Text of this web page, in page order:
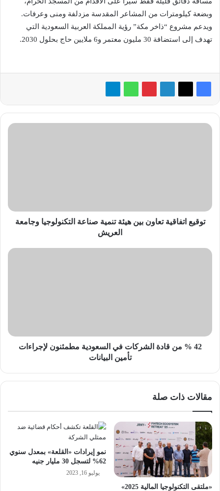
وبضعة كيلومترات من المشاعر المقدسة مزدلفة ومنى وعرفات.
ويدعم مشروع “ذاخر مكة” رؤية المملكة العربية السعودية التي
تهدف إلى استضافة 30 مليون معتمر و6 ملايين حاج بحلول 2030.
توقيع
وجامعة
العريش
توقيع اتفاقية تعاون بين هيئة تنمية صناعة التكنولوجيا وجامعة
العريش
42
لإجراءات
تأمين
42 % من قادة الشركات في السعودية مطمئنون لإجراءات
تأمين البيانات
مقالات ذات صلة
«ملتقى التكنولوجيا المالية 2025»
نمو إيرادات «القلعة» بمعدل سنوي
62% لتسجل 30 مليار جنيه
يوليو 16, 2023